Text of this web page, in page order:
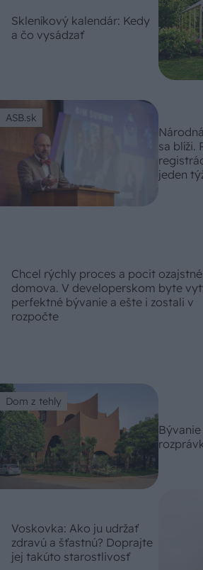
Skleníkový kalendár: Kedy
a čo vysádzať
ASB.sk
sa blíži.
jeden
Chcel rýchly proces a pocit
domova. V developerskom byte
perfektné bývanie a ešte i zostali v
rozpočte
Dom z tehly
Voskovka: Ako ju udržať
zdravú a šťastnú? Doprajte
jej takúto starostlivosť